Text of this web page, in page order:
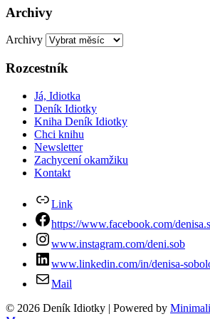
Archivy
Archivy
Rozcestník
Já, Idiotka
Deník Idiotky
Kniha Deník Idiotky
Chci knihu
Newsletter
Zachycení okamžiku
Kontakt
Link
https://www.facebook.com/
www.instagram.com/deni.sob
www.linkedin.com/in/denisa-
Mail
© 2026 Deník Idiotky | Powered by